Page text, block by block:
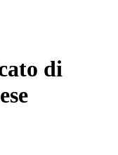
di